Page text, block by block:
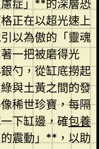
症」**的深層恐
正在以超光速上
以為傲的「靈魂
一把被磨得光
勺，從缸底撈起
與土黃之間的發
稀世珍寶，每隔
下缸邊，確包養
震動」**，以助